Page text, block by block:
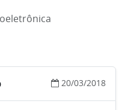
20/03/2018